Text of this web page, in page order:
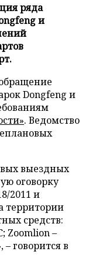
ряда
и
Dongfeng и
. Ведомство
выездных
оговорку
2011 и
территории
средств:
Zoomlion –
– говорится в